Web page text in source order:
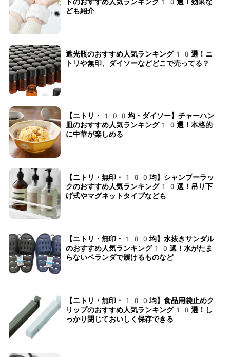
ども紹介
遮光瓶のおすすめ人気ランキング10選！ニ
トリや無印、ダイソーなどどこで売ってる？
【ニトリ・100均・ダイソー】チャーハン
皿のおすすめ人気ランキング10選！本格的
に中華が楽しめる
【ニトリ・無印・100均】シャンプーラッ
クのおすすめ人気ランキング10選！吊り下
げ式やマグネットタイプなども
【ニトリ・無印・100均】水抜きサンダル
のおすすめ人気ランキング10選！水がたま
らないベランダで履けるものなど
【ニトリ・無印・100均】食品用袋止めク
リップのおすすめ人気ランキング10選！し
っかり閉じておいしく保存できる